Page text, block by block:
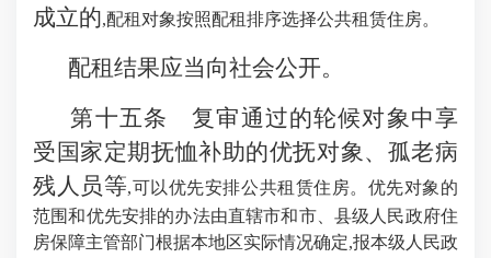
成立的,配租对象按照配租排序选择公共租赁住房。
配租结果应当向社会公开。
第十五条 复审通过的轮候对象中享
受国家定期抚恤补助的优抚对象、孤老病
残人员等,可以优先安排公共租赁住房。优先对象的
范围和优先安排的办法由直辖市和市、县级人民政府住
房保障主管部门根据本地区实际情况确定,报本级人民政